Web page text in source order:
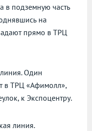
в подземную часть
на
прямо в ТРЦ
Один
в ТРЦ «Афимолл»,
к Экспоцентру.
линия.